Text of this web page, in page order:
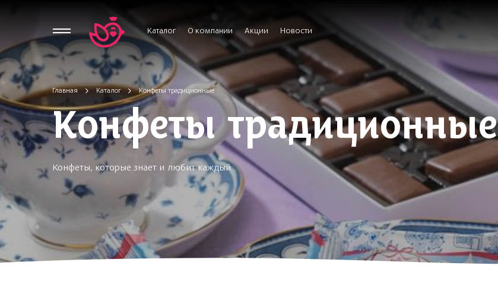
Каталог О компании Акции Новости
Главная Каталог Конфеты традиционные
Конфеты традиционные
Конфеты, которые знает и любит каждый.